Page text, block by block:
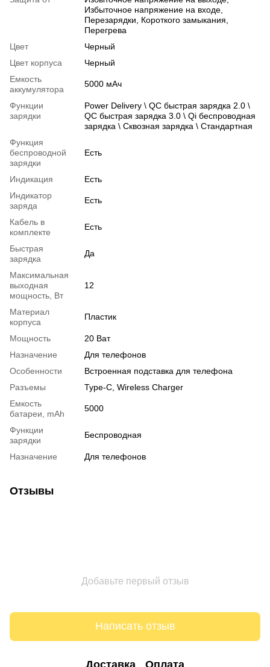
Избыточное напряжение на входе,
Перезарядки, Короткого замыкания,
Перегрева
Цвет
Черный
Цвет корпуса
Черный
Емкость
аккумулятора
5000 мАч
Функции
зарядки
Power Delivery \ QC быстрая зарядка 2.0 \
QC быстрая зарядка 3.0 \ Qi беспроводная
зарядка \ Сквозная зарядка \ Стандартная
Функция
беспроводной
зарядки
Есть
Индикация
Есть
Индикатор
заряда
Есть
Кабель в
комплекте
Есть
Быстрая
зарядка
Да
Максимальная
выходная
мощность, Вт
12
Материал
корпуса
Пластик
Мощность
20 Ват
Назначение
Для телефонов
Особенности
Встроенная подставка для телефона
Разъемы
Type-C, Wireless Charger
Емкость
батареи, mAh
5000
Функции
зарядки
Беспроводная
Назначение Для телефонов
Отзывы
Добавьте первый отзыв
Написать отзыв